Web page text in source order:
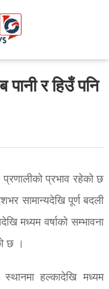
र हिउँ पनि
प्रणालीको प्रभाव रहेको छ
सामान्यदेखि पूर्ण बदली
मध्यम वर्षाको सम्भावना
छ ।
हल्कादेखि मध्यम